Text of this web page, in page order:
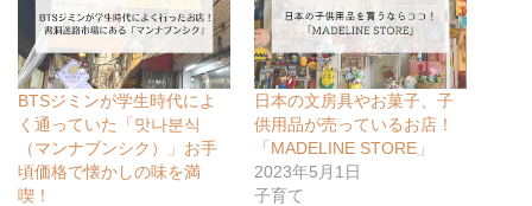
BTSジミンが学生時代によ
く通っていた「맛나분식
（マンナブンシク）」お手
頃価格で懐かしの味を満
喫！
日本の文房具やお菓子、子
供用品が売っているお店！
「MADELINE STORE」
2023年5月1日
子育て